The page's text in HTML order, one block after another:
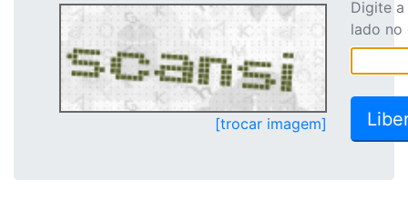
[trocar imagem]
Digite
lado no